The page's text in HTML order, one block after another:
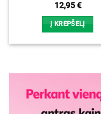
12,95€
Į KREPŠELĮ